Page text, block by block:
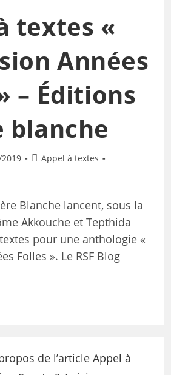
textes «
Années
– Éditions
blanche
Appel à textes
Blanche lancent, sous la
Akkouche et Tepthida
pour une anthologie «
Folles ». Le RSF Blog